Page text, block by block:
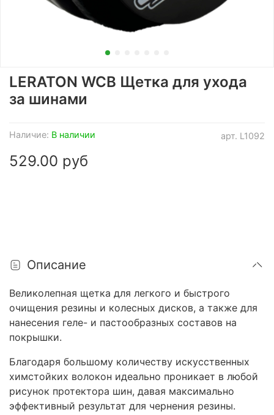
арт. L1092
Наличие: В наличии
LERATON WCB Щетка для ухода
за шинами
529.00 руб
Описание
Великолепная щетка для легкого и быстрого
очищения резины и колесных дисков, а также для
нанесения геле- и пастообразных составов на
покрышки.
Благодаря большому количеству искусственных
химстойких волокон идеально проникает в любой
рисунок протектора шин, давая максимально
эффективный результат для чернения резины.